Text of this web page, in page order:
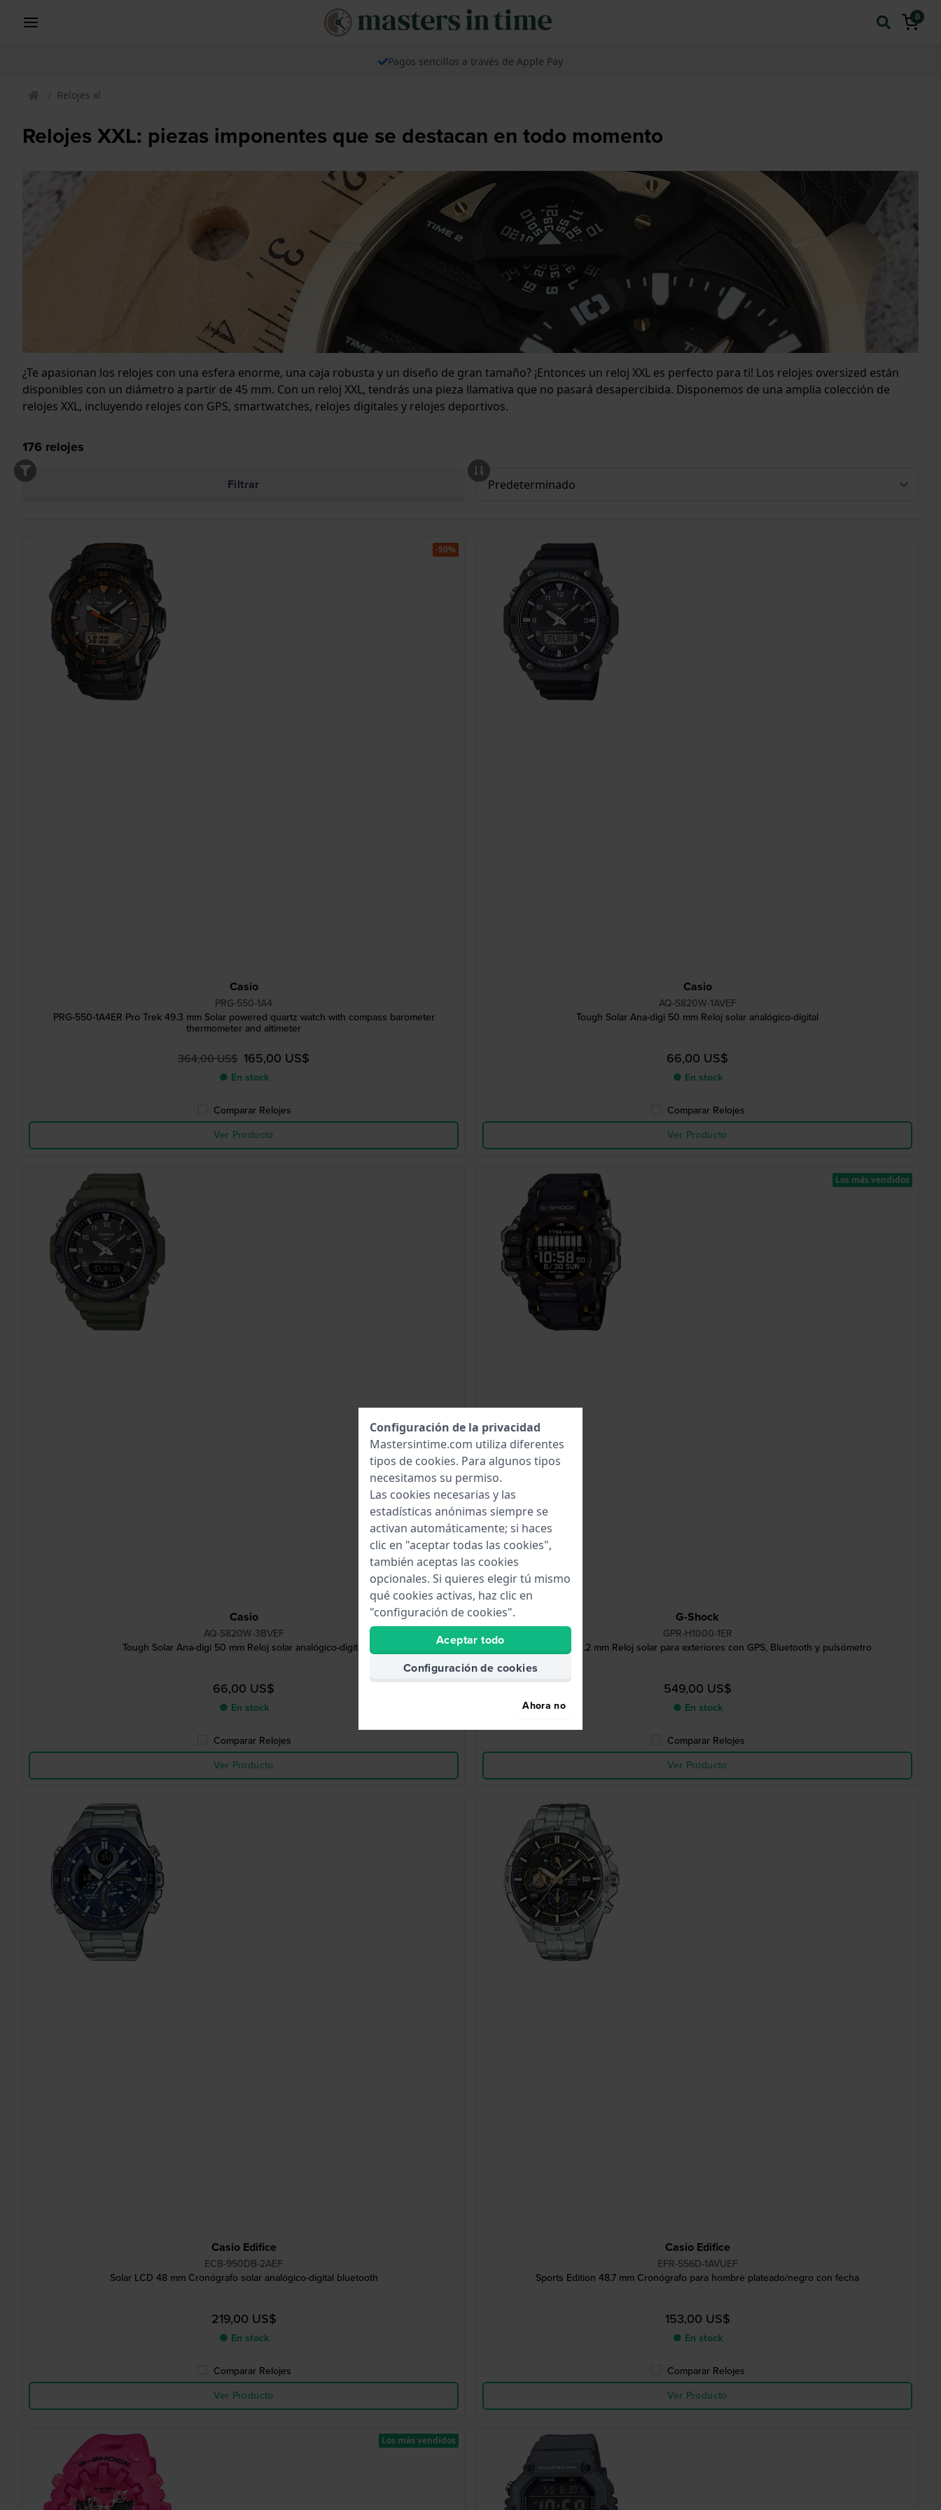
0
Pagos sencillos a través de Apple Pay
Relojes xl
Relojes XXL: piezas imponentes que se destacan en todo momento
¿Te apasionan los relojes con una esfera enorme, una caja robusta y un diseño de gran tamaño? ¡Entonces un reloj XXL es perfecto para ti! Los relojes oversized están
disponibles con un diámetro a partir de 45 mm. Con un reloj XXL, tendrás una pieza llamativa que no pasará desapercibida. Disponemos de una amplia colección de
relojes XXL, incluyendo relojes con GPS, smartwatches, relojes digitales y relojes deportivos.
176 relojes
Filtrar
Casio
PRG-550-1A4
PRG-550-1A4ER Pro Trek 49.3 mm Solar powered quartz watch with compass barometer
thermometer and altimeter
364,00 US$ 165,00 US$
● En stock
Comparar Relojes
Ver Producto
-50%
Casio
AQ-S820W-1AVEF
Tough Solar Ana-digi 50 mm Reloj solar analógico-digital
66,00 US$
● En stock
Comparar Relojes
Ver Producto
Casio
AQ-S820W-3BVEF
Tough Solar Ana-digi 50 mm Reloj solar analógico-digital
66,00 US$
● En stock
Comparar Relojes
Ver Producto
G-Shock
GPR-H1000-1ER
Rangeman 53.2 mm Reloj solar para exteriores con GPS, Bluetooth y pulsómetro
549,00 US$
● En stock
Comparar Relojes
Ver Producto
Los más vendidos
Casio Edifice
ECB-950DB-2AEF
Solar LCD 48 mm Cronógrafo solar analógico-digital bluetooth
219,00 US$
● En stock
Comparar Relojes
Ver Producto
Casio Edifice
EFR-556D-1AVUEF
Sports Edition 48.7 mm Cronógrafo para hombre plateado/negro con fecha
153,00 US$
● En stock
Comparar Relojes
Ver Producto
Los más vendidos
Configuración de la privacidad
Mastersintime.com utiliza diferentes
tipos de cookies. Para algunos tipos
necesitamos su permiso.
Las cookies necesarias y las
estadísticas anónimas siempre se
activan automáticamente; si haces
clic en "aceptar todas las cookies",
también aceptas las cookies
opcionales. Si quieres elegir tú mismo
qué cookies activas, haz clic en
"configuración de cookies".
Aceptar todo
Configuración de cookies
Ahora no